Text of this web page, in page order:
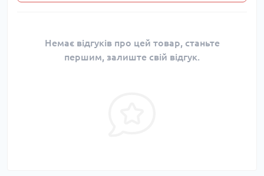
Немає відгуків про цей товар, станьте
першим, залиште свій відгук.